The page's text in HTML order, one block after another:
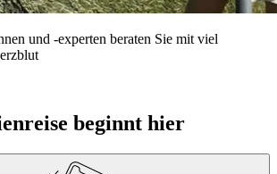
und -experten beraten Sie mit viel
beginnt hier